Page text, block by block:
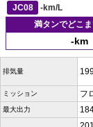
JC08
-km/L
満タンでどこ
-km
排気量
ミッション フ
最大出力